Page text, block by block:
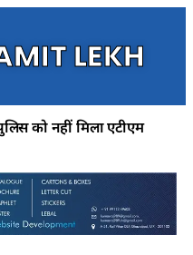
LEKH
को नहीं मिला एटीएम